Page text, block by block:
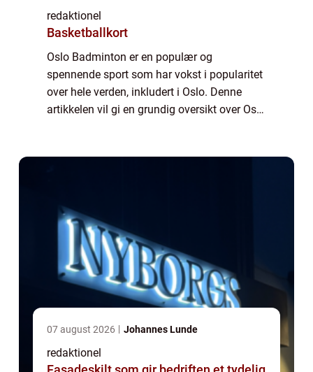
redaktionel
Basketballkort
Oslo Badminton er en populær og
spennende sport som har vokst i popularitet
over hele verden, inkludert i Oslo. Denne
artikkelen vil gi en grundig oversikt over Oslo
07 august 2026 Johannes Lunde
redaktionel